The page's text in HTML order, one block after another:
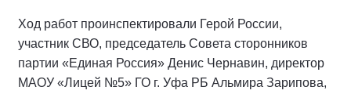
Ход работ проинспектировали Герой России,
участник СВО, председатель Совета сторонников
партии «Единая Россия» Денис Чернавин, директор
МАОУ «Лицей №5» ГО г. Уфа РБ Альмира Зарипова,